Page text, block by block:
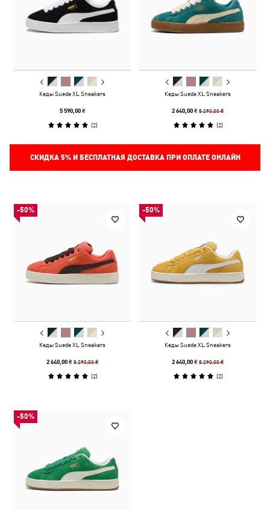
Кеды Suede XL Sneakers
5 590,00 ₴
(2)
Кеды Suede XL Sneakers
2 640,00 ₴5 290,00 ₴
(2)
СКИДКА 5%И БЕСПЛАТНАЯ ДОСТАВКА ПРИ ОПЛАТЕ ОНЛАЙН
-50%
Кеды Suede XL Sneakers
2 640,00 ₴5 290,00 ₴
(2)
-50%
Кеды Suede XL Sneakers
2 640,00 ₴5 290,00 ₴
(2)
-50%